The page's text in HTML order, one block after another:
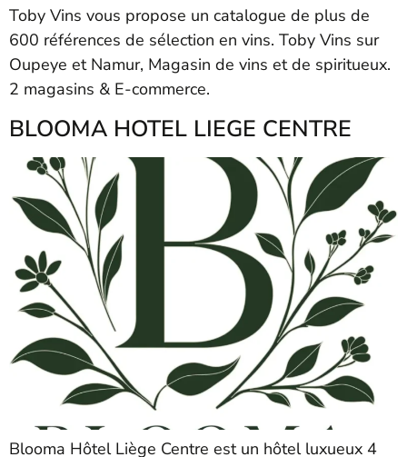
Toby Vins vous propose un catalogue de plus de
600 références de sélection en vins. Toby Vins sur
Oupeye et Namur, Magasin de vins et de spiritueux.
2 magasins & E-commerce.
BLOOMA HOTEL LIEGE CENTRE
Blooma Hôtel Liège Centre est un hôtel luxueux 4